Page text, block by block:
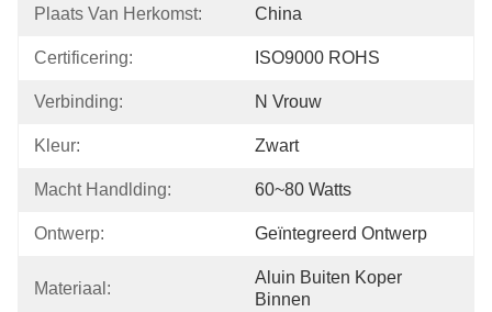
Plaats Van Herkomst: China
Certificering: ISO9000 ROHS
Verbinding: N Vrouw
Kleur: Zwart
Macht Handlding: 60~80 Watts
Ontwerp: Geïntegreerd Ontwerp
Materiaal:
Aluin Buiten Koper
Binnen